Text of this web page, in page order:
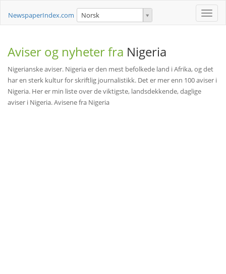
Toggle
NewspaperIndex.com Norsk
Aviser og nyheter fra Nigeria
Nigerianske aviser. Nigeria er den mest befolkede land i Afrika, og det
har en sterk kultur for skriftlig journalistikk. Det er mer enn 100 aviser i
Nigeria. Her er min liste over de viktigste, landsdekkende, daglige
aviser i Nigeria. Avisene fra Nigeria